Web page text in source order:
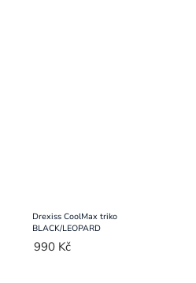
Drexiss CoolMax triko
BLACK/LEOPARD
990 Kč